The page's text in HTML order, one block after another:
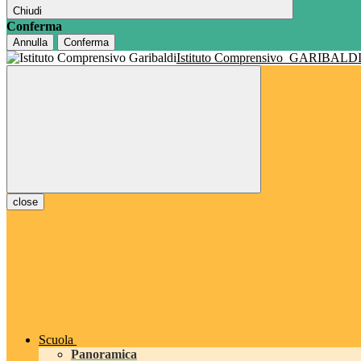
Chiudi
Conferma
Annulla Conferma
Istituto Comprensivo GARIBALDI
close
Scuola
Panoramica